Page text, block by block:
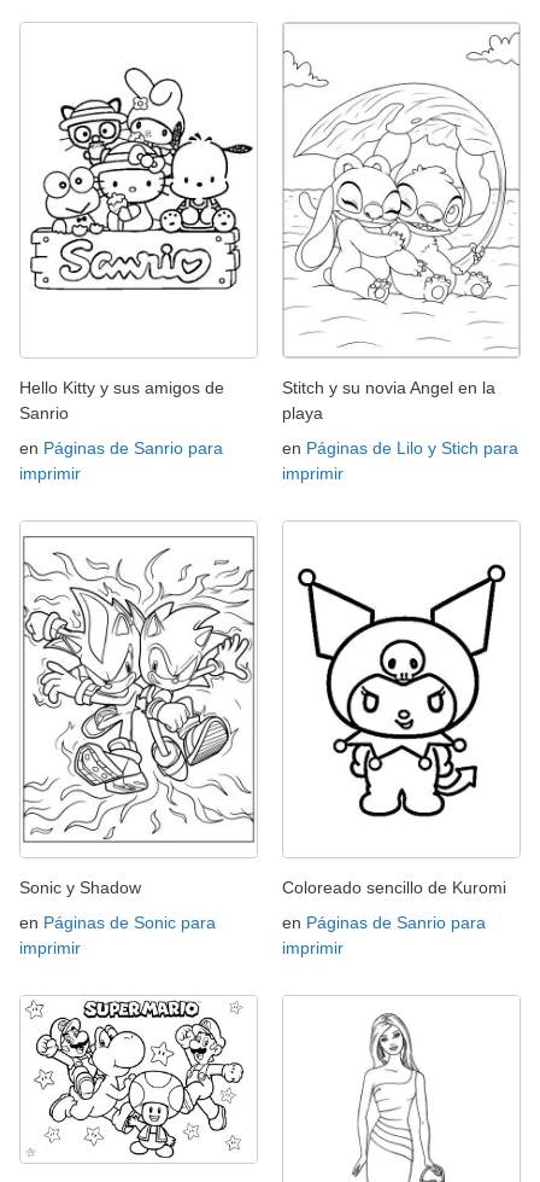
Hello Kitty y sus amigos de
Sanrio
en Páginas de Sanrio para
imprimir
Stitch y su novia Angel en la
playa
en Páginas de Lilo y Stich para
imprimir
Sonic y Shadow
en Páginas de Sonic para
imprimir
Coloreado sencillo de Kuromi
en Páginas de Sanrio para
imprimir